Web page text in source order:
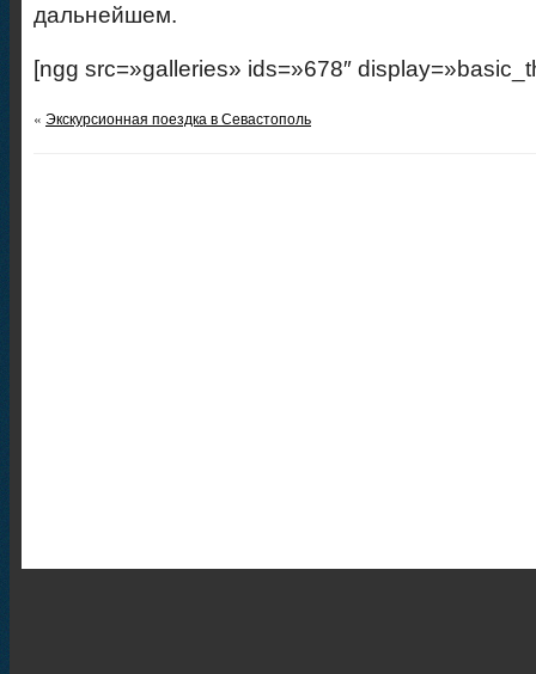
дальнейшем.
[ngg src=»galleries» ids=»678″
« Экскурсионная поездка в Севастополь